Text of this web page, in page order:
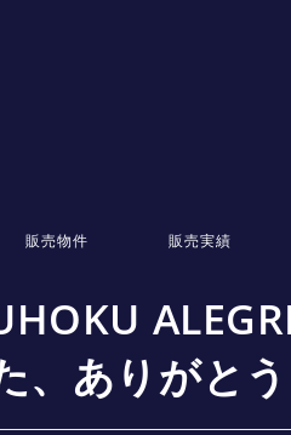
販売物件 販売実績
、ありがと